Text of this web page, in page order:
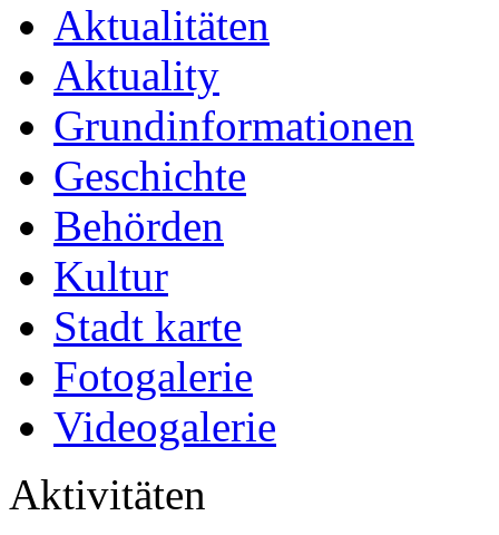
Aktualitäten
Aktuality
Grundinformationen
Geschichte
Behörden
Kultur
Stadt karte
Fotogalerie
Videogalerie
Aktivitäten